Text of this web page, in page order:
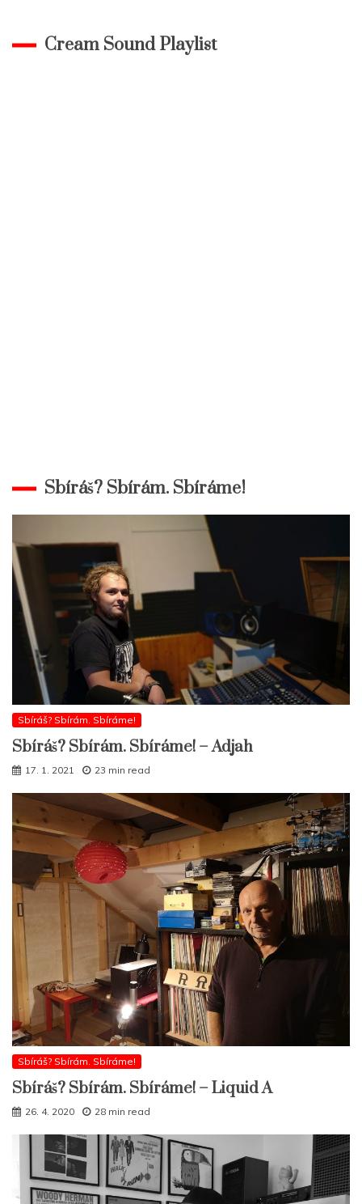
Cream Sound Playlist
Sbíráš? Sbírám. Sbíráme!
Sbíráš? Sbírám. Sbíráme!
Sbíráš? Sbírám. Sbíráme! – Adjah
17. 1. 2021 23 min read
Sbíráš? Sbírám. Sbíráme!
Sbíráš? Sbírám. Sbíráme! – Liquid A
26. 4. 2020 28 min read